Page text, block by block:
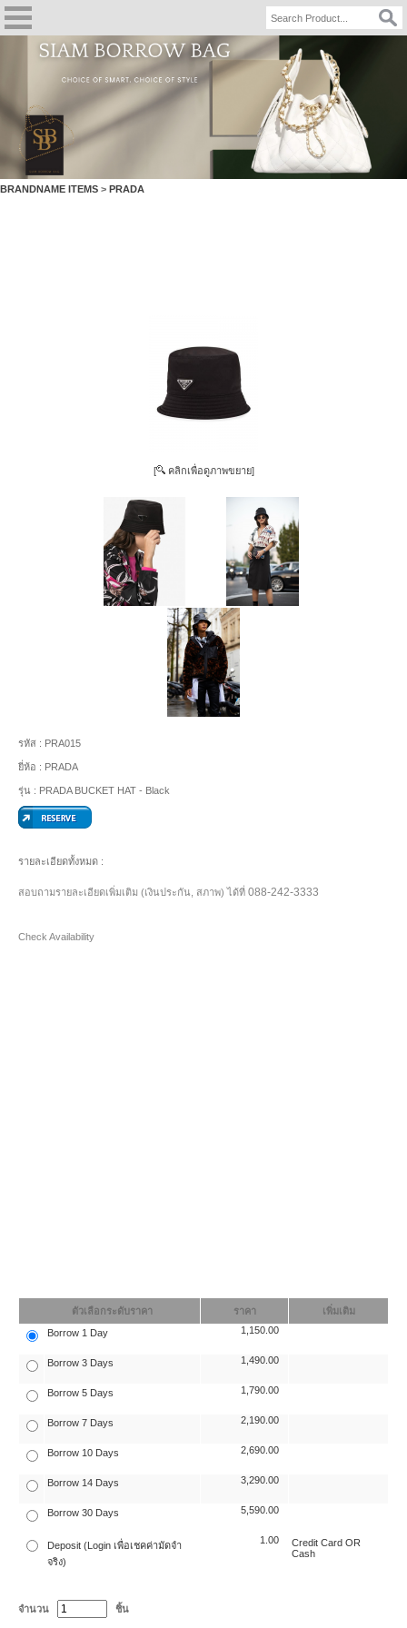
BRANDNAME ITEMS > PRADA
[ คลิกเพื่อดูภาพขยาย]
รหัส : PRA015
ยี่ห้อ : PRADA
รุ่น : PRADA BUCKET HAT - Black
รายละเอียดทั้งหมด :
สอบถามรายละเอียดเพิ่มเติม (เงินประกัน, สภาพ) ได้ที่ 088-242-3333
Check Availability
ตัวเลือกระดับราคา ราคา
เพิ่มเติม
Borrow 1 Day
1,150.00
Borrow 3 Days 1,490.00
Borrow 5 Days 1,790.00
Borrow 7 Days 2,190.00
Borrow 10 Days 2,690.00
Borrow 14 Days 3,290.00
Borrow 30 Days 5,590.00
Deposit (Login เพื่อเชคค่ามัดจำ
จริง)
1.00
Credit Card OR
Cash
จำนวน ชิ้น